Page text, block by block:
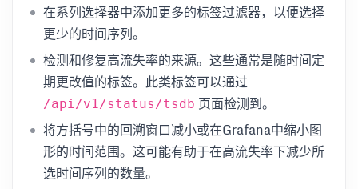
在系列选择器中添加更多的标签过滤器，以便选择
更少的时间序列。
检测和修复高流失率的来源。这些通常是随时间定
期更改值的标签。此类标签可以通过
/api/v1/status/tsdb 页面检测到。
将方括号中的回溯窗口减小或在Grafana中缩小图
形的时间范围。这可能有助于在高流失率下减少所
选时间序列的数量。